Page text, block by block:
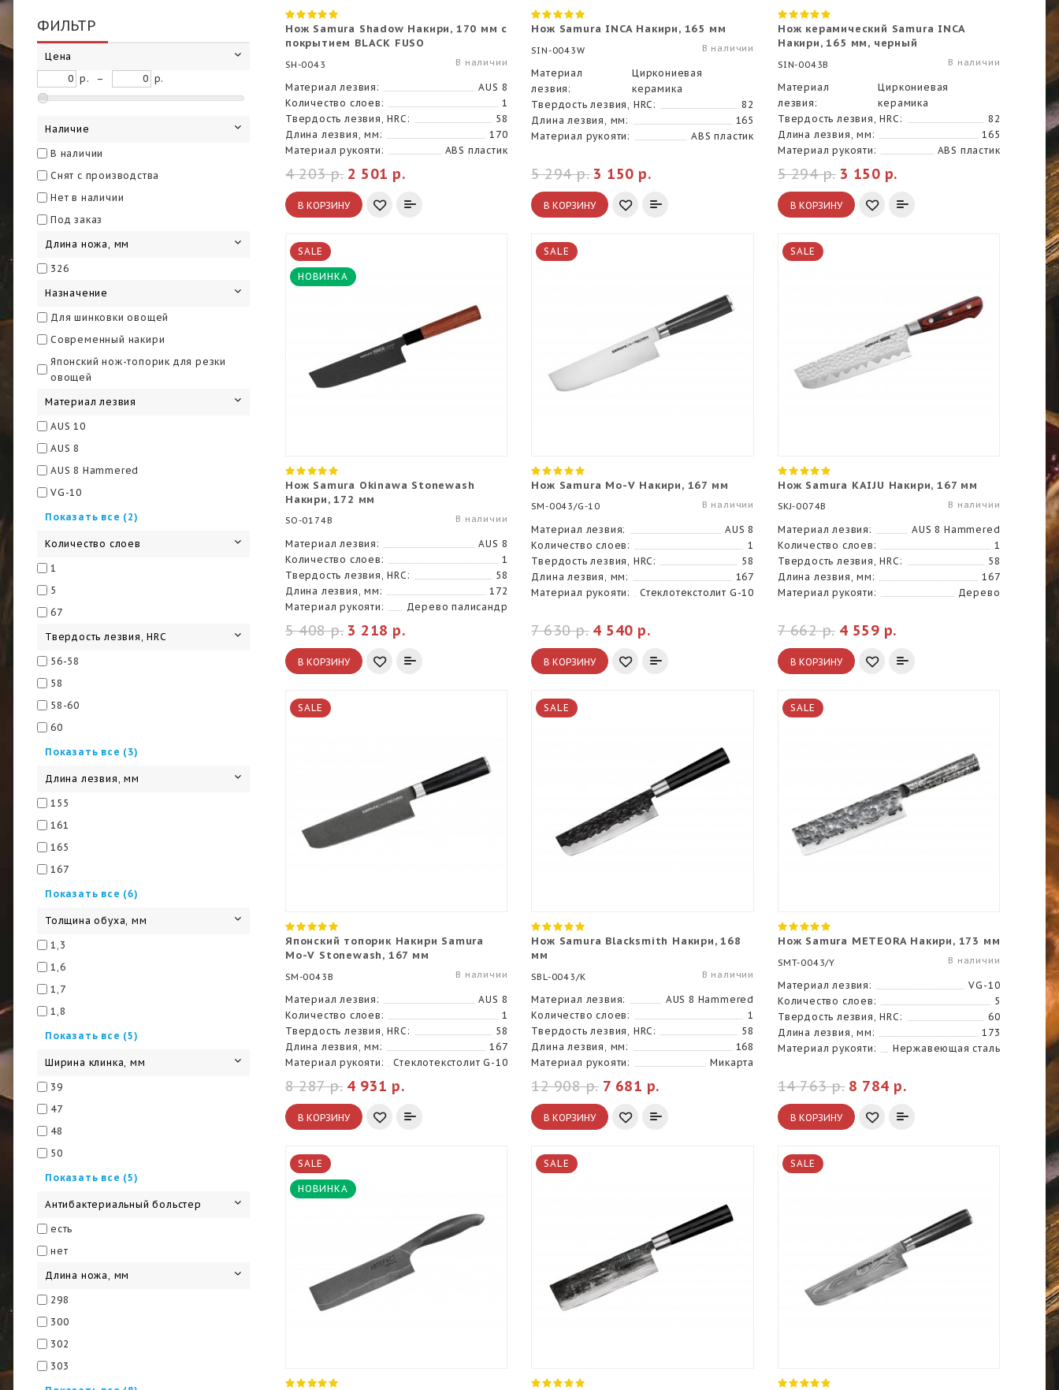
ФИЛЬТР
Цена
р.
– р.
Наличие
В наличии
Снят с производства
Нет в наличии
Под заказ
Длина ножа, мм
326
Назначение
Для шинковки овощей
Современный накири
Японский нож-топорик для резки
овощей
Материал лезвия
AUS 10
AUS 8
AUS 8 Hammered
VG-10
VG-10, дамасск
Показать все (2)
Количество слоев
1
5
67
Твердость лезвия, HRC
56-58
58
58-60
60
60-61
Показать все (3)
Длина лезвия, мм
155
161
165
167
168
Показать все (6)
Толщина обуха, мм
1,3
1,6
1,7
1,8
2,0
Показать все (5)
Ширина клинка, мм
39
47
48
50
51
Показать все (5)
Антибактериальный больстер
есть
нет
Длина ножа, мм
298
300
302
303
Нож Samura Shadow Накири, 170 мм с
покрытием BLACK FUSO
SH-0043 В наличии
Материал лезвия:
AUS 8
Количество слоев:
1
Твердость лезвия, HRC:
58
Длина лезвия, мм:
170
Материал рукояти:
ABS пластик
2 501 р.
4 203 р.
В КОРЗИНУ
Нож Samura INCA Накири, 165 мм
SIN-0043W В наличии
Материал
лезвия:
Циркониевая
керамика
Твердость лезвия, HRC:
82
Длина лезвия, мм:
165
Материал рукояти:
ABS пластик
3 150 р.
5 294 р.
В КОРЗИНУ
Нож керамический Samura INCA
Накири, 165 мм, черный
SIN-0043B В наличии
Материал
лезвия:
Циркониевая
керамика
Твердость лезвия, HRC:
82
Длина лезвия, мм:
165
Материал рукояти:
ABS пластик
3 150 р.
5 294 р.
В КОРЗИНУ
SALE
НОВИНКА
Нож Samura Okinawa Stonewash
Накири, 172 мм
SO-0174B В наличии
Материал лезвия:
AUS 8
Количество слоев:
1
Твердость лезвия, HRC:
58
Длина лезвия, мм:
172
Материал рукояти:
Дерево палисандр
3 218 р.
5 408 р.
В КОРЗИНУ
SALE
Нож Samura Mo-V Накири, 167 мм
SM-0043/G-10 В наличии
Материал лезвия:
AUS 8
Количество слоев:
1
Твердость лезвия, HRC:
58
Длина лезвия, мм:
167
Материал рукояти:
Стеклотекстолит G-10
4 540 р.
7 630 р.
В КОРЗИНУ
SALE
Нож Samura KAIJU Накири, 167 мм
SKJ-0074B В наличии
Материал лезвия:
AUS 8 Hammered
Количество слоев:
1
Твердость лезвия, HRC:
58
Длина лезвия, мм:
167
Материал рукояти:
Дерево
4 559 р.
7 662 р.
В КОРЗИНУ
SALE
Японский топорик Накири Samura
Mo-V Stonewash, 167 мм
SM-0043B В наличии
Материал лезвия:
AUS 8
Количество слоев:
1
Твердость лезвия, HRC:
58
Длина лезвия, мм:
167
Материал рукояти:
Стеклотекстолит G-10
4 931 р.
8 287 р.
В КОРЗИНУ
SALE
Нож Samura Blacksmith Накири, 168
мм
SBL-0043/K В наличии
Материал лезвия:
AUS 8 Hammered
Количество слоев:
1
Твердость лезвия, HRC:
58
Длина лезвия, мм:
168
Материал рукояти:
Микарта
7 681 р.
12 908 р.
В КОРЗИНУ
SALE
Нож Samura METEORA Накири, 173 мм
SMT-0043/Y В наличии
Материал лезвия:
VG-10
Количество слоев:
5
Твердость лезвия, HRC:
60
Длина лезвия, мм:
173
Материал рукояти:
Нержавеющая сталь
8 784 р.
14 763 р.
В КОРЗИНУ
SALE
НОВИНКА
SALE SALE